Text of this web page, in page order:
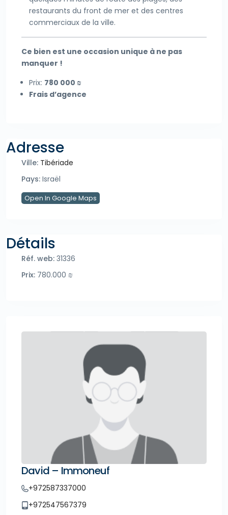
restaurants du front de mer et des centres
commerciaux de la ville.
Ce bien est une occasion unique à ne pas
manquer !
Prix: 780 000 ₪
Frais d’agence
Adresse
Ville: Tibériade
Pays: Israël
Open In Google Maps
Détails
Réf. web: 31336
Prix: 780.000 ₪
David – Immoneuf
+972587337000
+972547567379